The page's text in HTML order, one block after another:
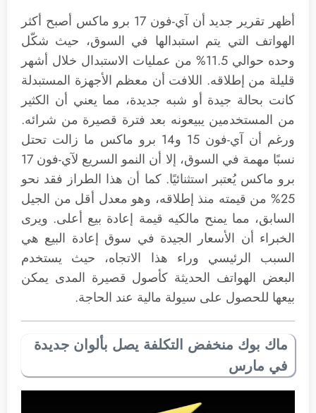
أظهر تقرير جديد أن آي-فون 17 برو ماكس أصبح أكثر
الهواتف التي يتم استبدالها في السوق، حيث شكّل
وحده حوالي 11.5% من عمليات الاستبدال خلال أشهر
قليلة من إطلاقه. اللافت أن معظم الأجهزة المستبدلة
كانت بحالة جيدة أو شبه جديدة، مما يعني أن الكثير
من المستخدمين يبيعونه بعد فترة قصيرة من شرائه.
ورغم أن آي-فون 15 و14 برو ماكس ما زالت تحتل
نسبًا مهمة في السوق، إلا أن النمو السريع لآي-فون 17
برو ماكس يُعتبر استثنائيًا. كما أن هذا الطراز فقد نحو
25% من قيمته منذ إطلاقه، وهو معدل أقل من الجيل
السابق، مما يمنح مالكيه قيمة إعادة بيع أعلى. ويرى
الخبراء أن الأسعار الجيدة في سوق إعادة البيع هي
السبب الرئيسي وراء هذا الاتجاه، حيث يستخدم
البعض الهواتف الحديثة كأصول قصيرة المدى يمكن
بيعها للحصول على سيولة مالية عند الحاجة.
ماك بوك منخفض التكلفة يصل بألوان جديدة
في مارس